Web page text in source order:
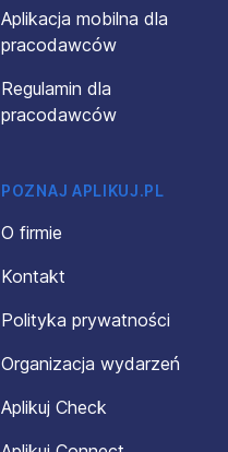
Aplikacja mobilna dla
pracodawców
Regulamin dla
pracodawców
POZNAJ APLIKUJ.PL
O firmie
Kontakt
Polityka prywatności
Organizacja wydarzeń
Aplikuj Check